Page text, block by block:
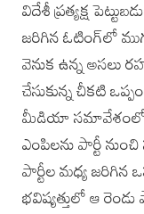
విదేశీ ప్రత్యక్ష
జరిగిన ఓటింగ్‌లో
వెనుక ఉన్న అసలు
చేసుకున్న చీకటి
మీడియా సమావేశంలో
ఎంపిలను పార్టీ
పార్టీల మధ్య జరిగిన
భవిష్యత్తులో ఆ రెండు